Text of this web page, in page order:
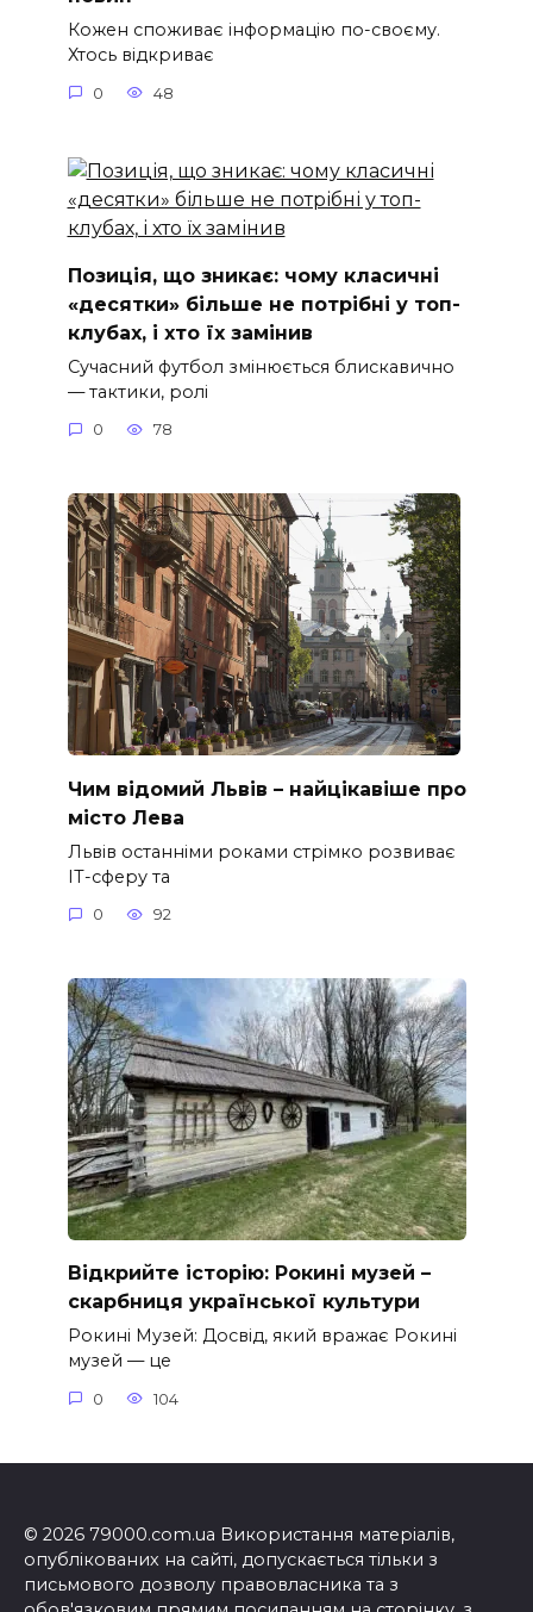
Кожен споживає інформацію по-своєму.
Хтось відкриває
0 48
Позиція, що зникає: чому класичні
«десятки» більше не потрібні у топ-
клубах, і хто їх замінив
Сучасний футбол змінюється блискавично
— тактики, ролі
0 78
Чим відомий Львів – найцікавіше про
місто Лева
Львів останніми роками стрімко розвиває
ІТ-сферу та
0 92
Відкрийте історію: Рокині музей –
скарбниця української культури
Рокині Музей: Досвід, який вражає Рокині
музей — це
0 104
© 2026 79000.com.ua Використання матеріалів,
опублікованих на сайті, допускається тільки з
письмового дозволу правовласника та з